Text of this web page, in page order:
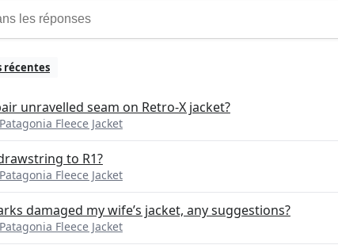
récentes
unravelled seam on Retro-X jacket?
Patagonia Fleece Jacket
to R1?
Patagonia Fleece Jacket
damaged my wife’s jacket, any suggestions?
Patagonia Fleece Jacket